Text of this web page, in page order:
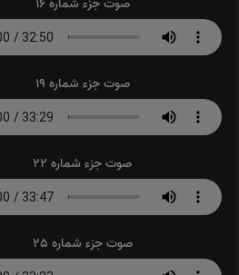
صوت جزء شماره 16
صوت جزء شماره 19
صوت جزء شماره 22
صوت جزء شماره 25